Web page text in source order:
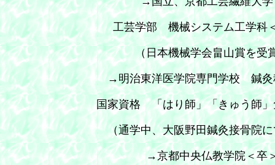
工芸学部 機械システム工学科
（日本機械学会畠山賞を受
→明治東洋医学院専門学校 鍼灸
国家資格 「はり師」「きゅう師」
（通学中、大阪野田鍼灸接骨院に
→京都中央仏教学院＜卒